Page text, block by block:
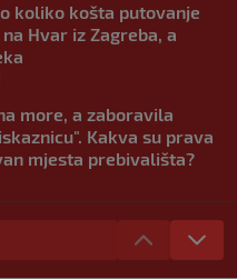
koliko košta putovanje
Hvar iz Zagreba, a
more, a zaboravila
Kakva su prava
mjesta prebivališta?
"što ćemo onda" ako
dana ukine mjere: "Ne bi
Vlada se zaljubila u te